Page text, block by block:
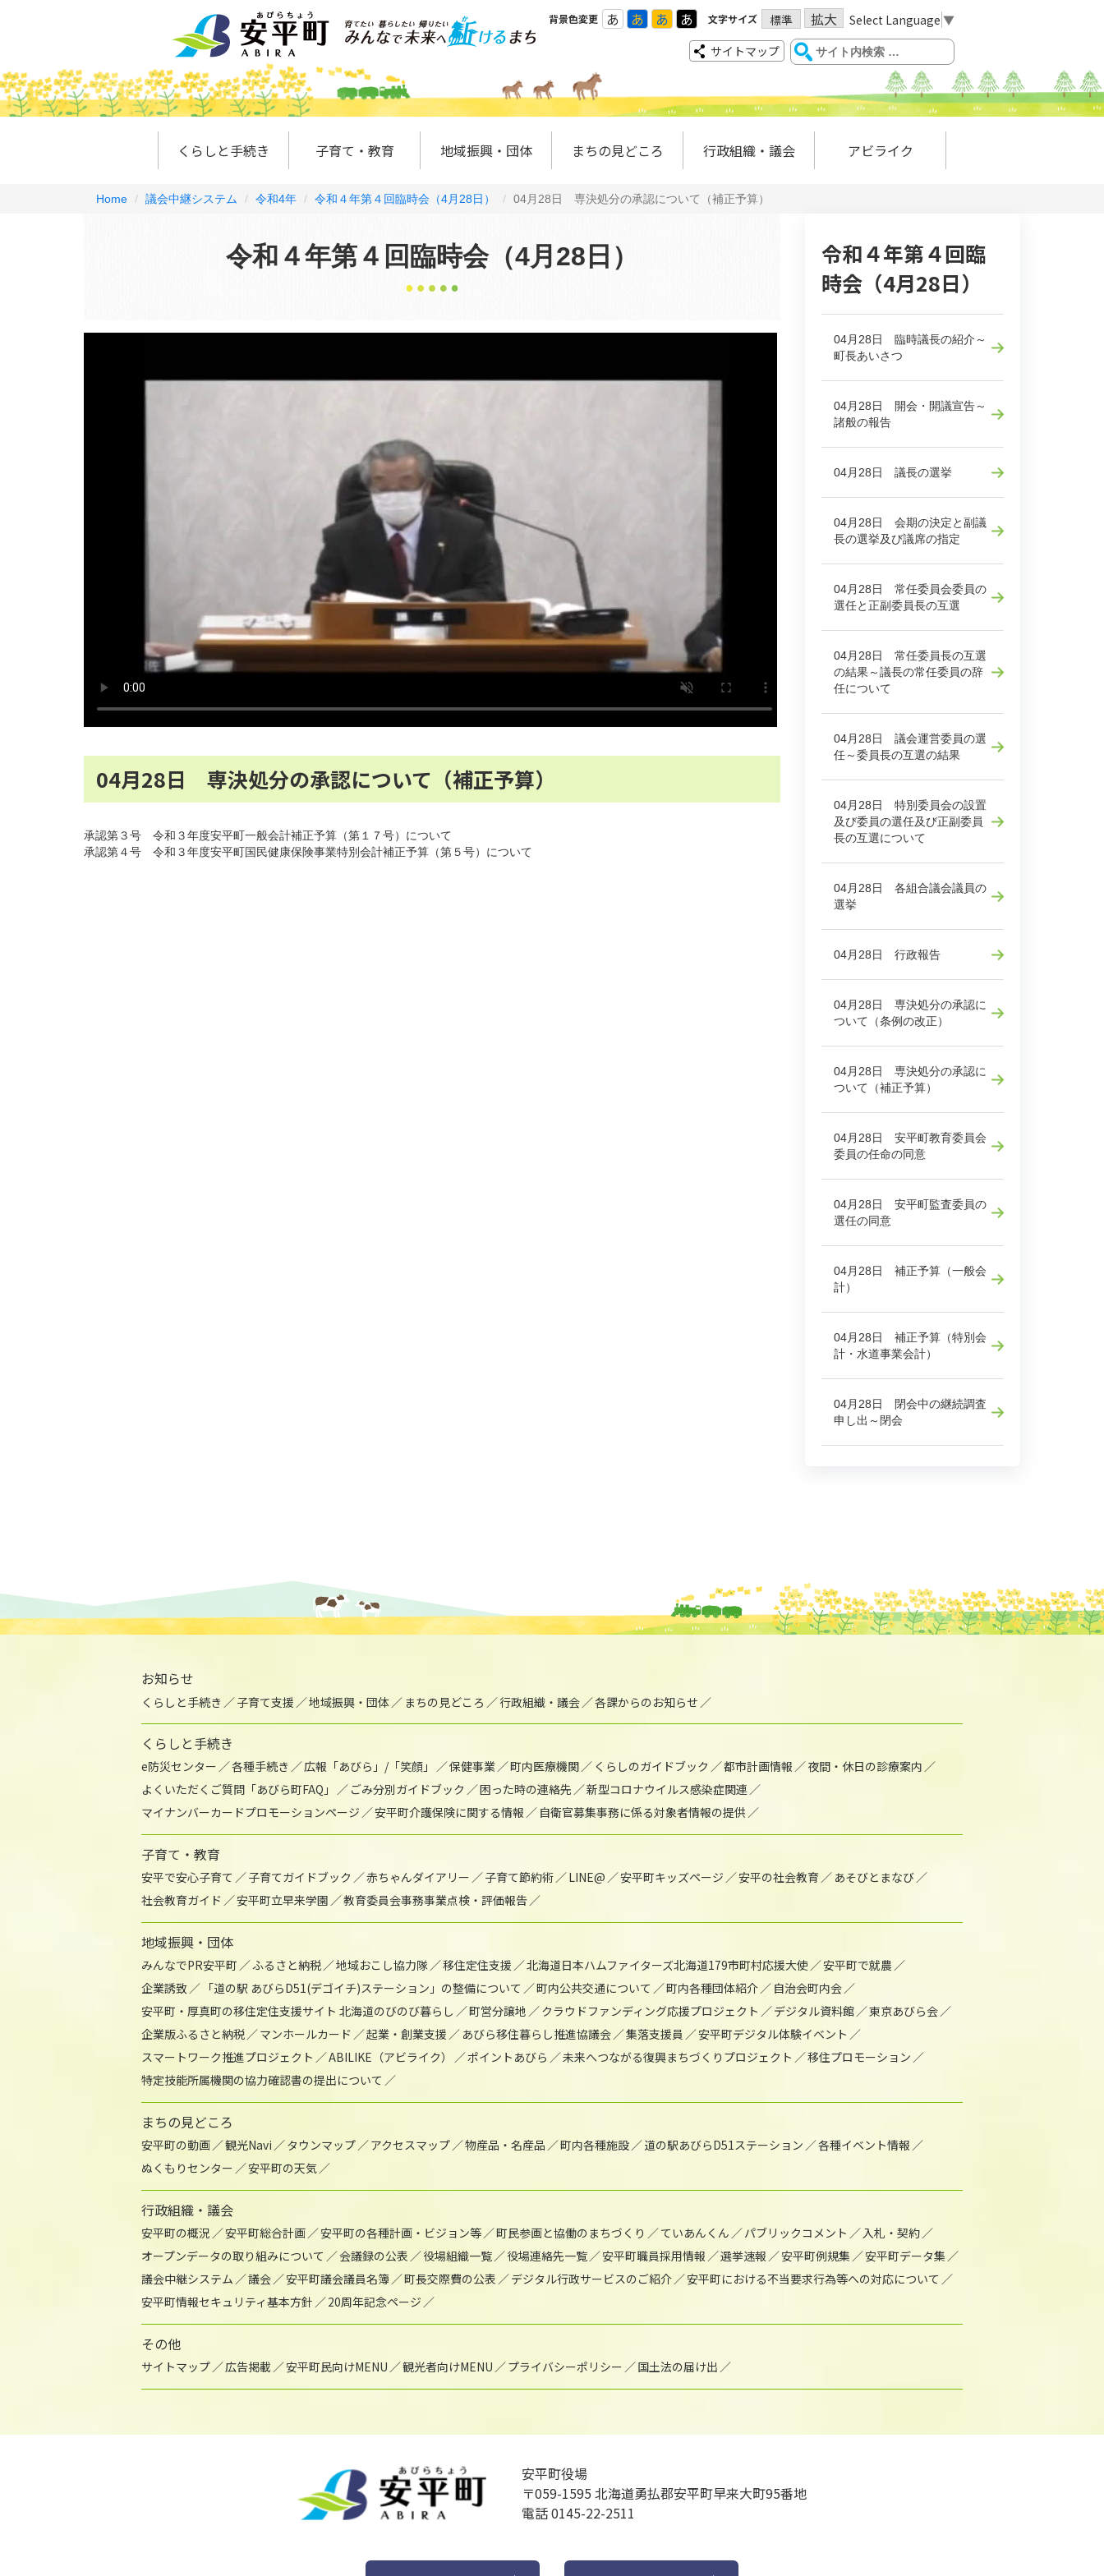
背景色変更 あ あ あ あ 文字サイズ 標準 拡大 Select Language ▼
サイトマップ
くらしと手続き 子育て・教育 地域振興・団体 まちの見どころ 行政組織・議会 アビライク
Home 議会中継システム 令和4年 令和４年第４回臨時会（4月28日） 04月28日 専決処分の承認について（補正予算）
令和４年第４回臨時会（4月28日）
04月28日 専決処分の承認について（補正予算）
承認第３号 令和３年度安平町一般会計補正予算（第１７号）について
承認第４号 令和３年度安平町国民健康保険事業特別会計補正予算（第５号）について
令和４年第４回臨
時会（4月28日）
04月28日 臨時議長の紹介～
町長あいさつ
04月28日 開会・開議宣告～
諸般の報告
04月28日 議長の選挙
04月28日 会期の決定と副議
長の選挙及び議席の指定
04月28日 常任委員会委員の
選任と正副委員長の互選
04月28日 常任委員長の互選
の結果～議長の常任委員の辞
任について
04月28日 議会運営委員の選
任～委員長の互選の結果
04月28日 特別委員会の設置
及び委員の選任及び正副委員
長の互選について
04月28日 各組合議会議員の
選挙
04月28日 行政報告
04月28日 専決処分の承認に
ついて（条例の改正）
04月28日 専決処分の承認に
ついて（補正予算）
04月28日 安平町教育委員会
委員の任命の同意
04月28日 安平町監査委員の
選任の同意
04月28日 補正予算（一般会
計）
04月28日 補正予算（特別会
計・水道事業会計）
04月28日 閉会中の継続調査
申し出～閉会
お知らせ
くらしと手続き 子育て支援 地域振興・団体 まちの見どころ 行政組織・議会 各課からのお知らせ
くらしと手続き
e防災センター 各種手続き 広報「あびら」/「笑顔」 保健事業 町内医療機関 くらしのガイドブック 都市計画情報
夜間・休日の診療案内
よくいただくご質問「あびら町FAQ」
ごみ分別ガイドブック 困った時の連絡先
新型コロナウイルス感染症関連
マイナンバーカードプロモーションページ
安平町介護保険に関する情報 自衛官募集事務に係る対象者情報の提供
子育て・教育
安平で安心子育て 子育てガイドブック 赤ちゃんダイアリー 子育て節約術 LINE@ 安平町キッズページ 安平の社会教育
あそびとまなび
社会教育ガイド
安平町立早来学園 教育委員会事務事業点検・評価報告
地域振興・団体
みんなでPR安平町 ふるさと納税 地域おこし協力隊 移住定住支援 北海道日本ハムファイターズ北海道179市町村応援大使
安平町で就農
企業誘致
「道の駅 あびらD51(デゴイチ)ステーション」の整備について 町内公共交通について 町内各種団体紹介
自治会町内会
安平町・厚真町の移住定住支援サイト 北海道のびのび暮らし
町営分譲地 クラウドファンディング応援プロジェクト デジタル資料館
東京あびら会
企業版ふるさと納税
マンホールカード 起業・創業支援 あびら移住暮らし推進協議会 集落支援員
安平町デジタル体験イベント
スマートワーク推進プロジェクト
ABILIKE（アビライク） ポイントあびら 未来へつながる復興まちづくりプロジェクト
移住プロモーション
特定技能所属機関の協力確認書の提出について
まちの見どころ
安平町の動画 観光Navi タウンマップ アクセスマップ 物産品・名産品 町内各種施設 道の駅あびらD51ステーション
各種イベント情報
ぬくもりセンター
安平町の天気
行政組織・議会
安平町の概況 安平町総合計画 安平町の各種計画・ビジョン等 町民参画と協働のまちづくり ていあんくん パブリックコメント
入札・契約
オープンデータの取り組みについて
会議録の公表 役場組織一覧 役場連絡先一覧 安平町職員採用情報 選挙速報 安平町例規集
安平町データ集
議会中継システム
議会 安平町議会議員名簿 町長交際費の公表 デジタル行政サービスのご紹介
安平町における不当要求行為等への対応について
安平町情報セキュリティ基本方針
20周年記念ページ
その他
サイトマップ 広告掲載 安平町民向けMENU 観光者向けMENU プライバシーポリシー 国土法の届け出
安平町役場
〒059-1595 北海道勇払郡安平町早来大町95番地
電話 0145-22-2511